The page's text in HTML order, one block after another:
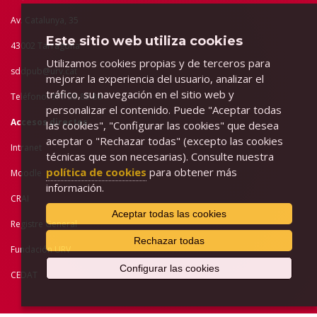
Av. Catalunya, 35
43002 Tarragona
sddpub@urv.cat
Teléfono: 977 55 83 80
Accesos directos
Intranet
Moodle
CRAI
Registre General
Fundación URV
CEDAT
Este sitio web utiliza cookies
Utilizamos cookies propias y de terceros para
mejorar la experiencia del usuario, analizar el
tráfico, su navegación en el sitio web y
personalizar el contenido. Puede "Aceptar todas
las cookies", "Configurar las cookies" que desea
aceptar o "Rechazar todas" (excepto las cookies
técnicas que son necesarias). Consulte nuestra
política de cookies para obtener más
información.
Aceptar todas las cookies
Rechazar todas
Configurar las cookies